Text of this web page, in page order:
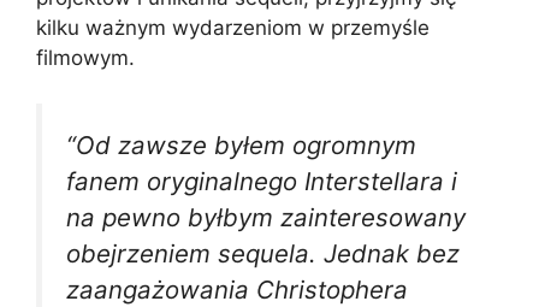
kilku ważnym wydarzeniom w przemyśle
filmowym.
“Od zawsze byłem ogromnym
fanem oryginalnego Interstellara i
na pewno byłbym zainteresowany
obejrzeniem sequela. Jednak bez
zaangażowania Christophera